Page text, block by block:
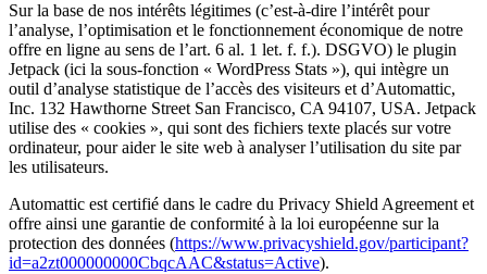
Sur la base de nos intérêts légitimes (c’est-à-dire l’intérêt pour
l’analyse, l’optimisation et le fonctionnement économique de notre
offre en ligne au sens de l’art. 6 al. 1 let. f. f.). DSGVO) le plugin
Jetpack (ici la sous-fonction « WordPress Stats »), qui intègre un
outil d’analyse statistique de l’accès des visiteurs et d’Automattic,
Inc. 132 Hawthorne Street San Francisco, CA 94107, USA. Jetpack
utilise des « cookies », qui sont des fichiers texte placés sur votre
ordinateur, pour aider le site web à analyser l’utilisation du site par
les utilisateurs.
Automattic est certifié dans le cadre du Privacy Shield Agreement et
offre ainsi une garantie de conformité à la loi européenne sur la
protection des données (https://www.privacyshield.gov/participant?
id=a2zt000000000CbqcAAC&status=Active).